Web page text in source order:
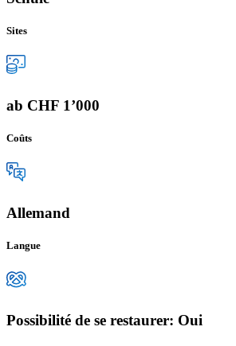
Sites
ab CHF 1’000
Coûts
Allemand
Langue
Possibilité de se restaurer: Oui